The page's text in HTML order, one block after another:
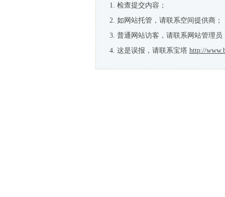
检查提交内容；
如网站托管，请联系空间提供商；
普通网站访客，请联系网站管理员
这是误报，请联系宝塔 http://